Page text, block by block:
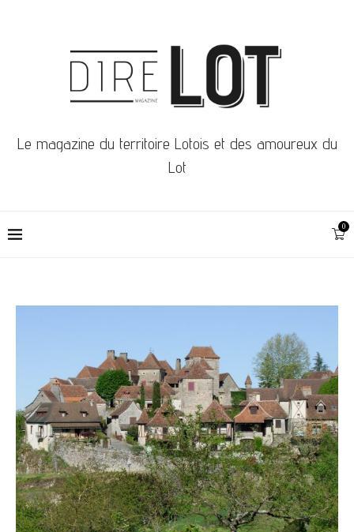
Le magazine du territoire Lotois et des amoureux du
Lot
0